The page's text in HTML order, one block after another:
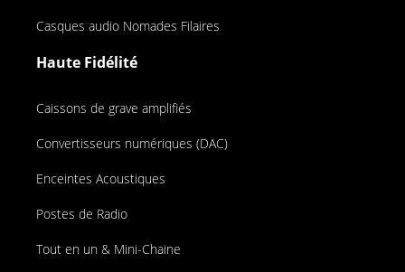
Casques audio Nomades Filaires
Haute Fidélité
Caissons de grave amplifiés
Convertisseurs numériques (DAC)
Enceintes Acoustiques
Postes de Radio
Tout en un & Mini-Chaine